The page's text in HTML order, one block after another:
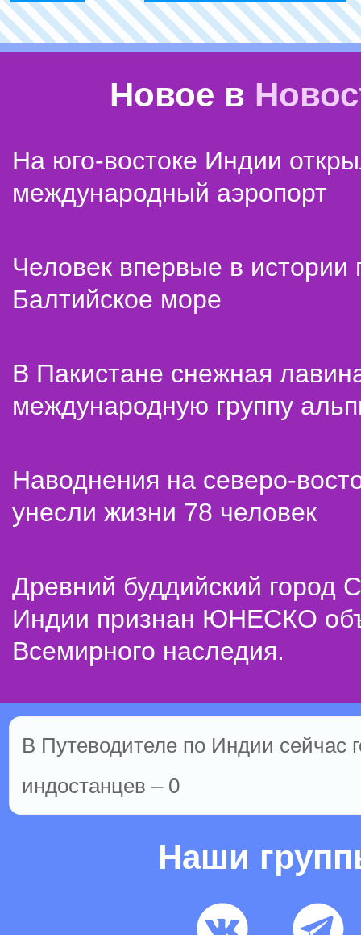
Новое в
На юго-востоке Индии
международный аэропорт
Человек впервые в истории
Балтийское море
В Пакистане снежная
международную группу
Наводнения на северо-
унесли жизни 78 человек
Древний буддийский город
Индии признан ЮНЕСКО
Всемирного наследия.
В Путеводителе по Индии сейчас
индостанцев – 0
Наши